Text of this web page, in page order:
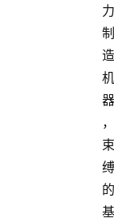
力
制
造
机
器
，
束
缚
的
基